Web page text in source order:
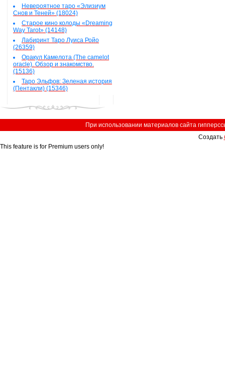
Невероятное таро «Элизиум
Снов и Теней» (18024)
Старое кино колоды «Dreaming
Way Tarot» (14148)
Лабиринт Таро Луиса Ройо
(26359)
Оракул Камелота (The camelot
oracle). Обзор и знакомство.
(15136)
Таро Эльфов: Зеленая история
(Пентакли) (15346)
При использовании материалов сайта
Создать
This feature is for Premium users only!